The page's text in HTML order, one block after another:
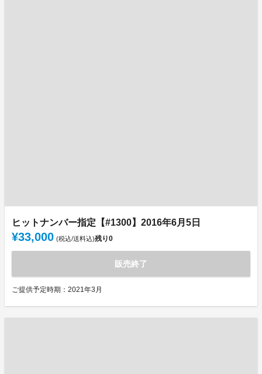
ヒットナンバー指定【#1300】2016年6月5日
¥33,000 (税込/送料込)残り0
販売終了
ご提供予定時期：2021年3月